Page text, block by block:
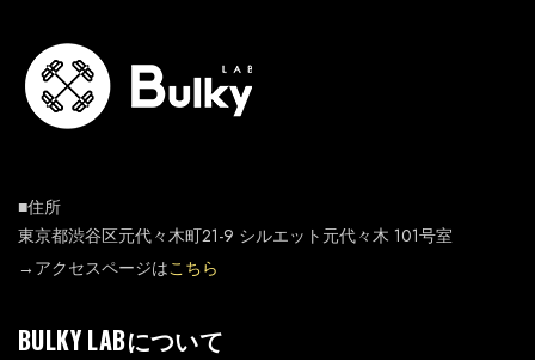
■住所
東京都渋谷区元代々木町21-9 シルエット元代々木 101号室
→アクセスページはこちら
BULKY LABについて